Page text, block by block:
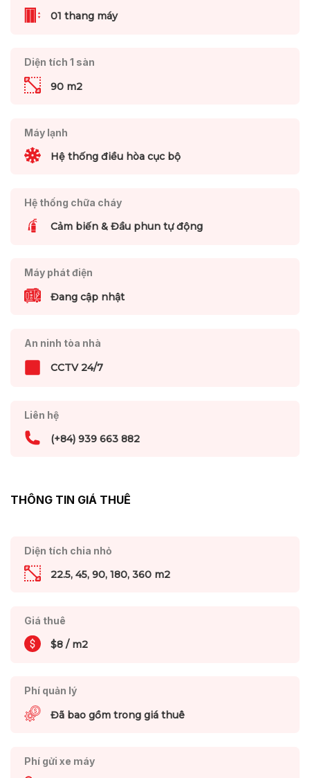
01 thang máy
Diện tích 1 sàn
90 m2
Máy lạnh
Hệ thống điều hòa cục bộ
Hệ thống chữa cháy
Cảm biến & Đầu phun tự động
Máy phát điện
Đang cập nhật
An ninh tòa nhà
CCTV 24/7
Liên hệ
(+84) 939 663 882
THÔNG TIN GIÁ THUÊ
Diện tích chia nhỏ
22.5, 45, 90, 180, 360 m2
Giá thuê
$8 / m2
Phí quản lý
Đã bao gồm trong giá thuê
Phí gửi xe máy